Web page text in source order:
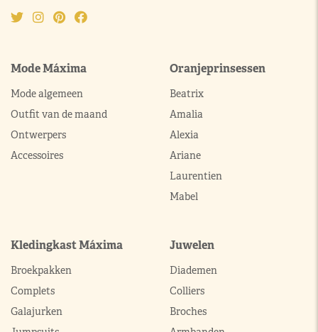
Mode Máxima
Mode algemeen
Outfit van de maand
Ontwerpers
Accessoires
Oranjeprinsessen
Beatrix
Amalia
Alexia
Ariane
Laurentien
Mabel
Kledingkast Máxima
Broekpakken
Complets
Galajurken
Juwelen
Diademen
Colliers
Broches